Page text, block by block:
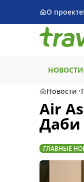
О проекте
НОВОСТИ
Новости
Air
Даби
ГЛАВНЫЕ